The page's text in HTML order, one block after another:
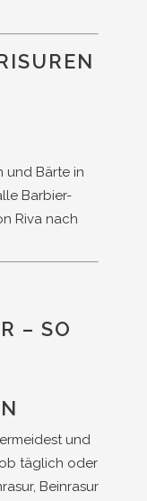
und Bärte in
Barbier-
Riva nach
– SO
und
täglich oder
Beinrasur